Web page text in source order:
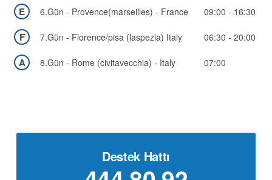
Bölgeler
E 6.Gün - Provence(marseilles) - France 09:00 - 16:30
F 7.Gün - Florence/pisa (laspezia) Italy 06:30 - 20:00
A 8.Gün - Rome (civitavecchia) - Italy 07:00
Destek Hattı